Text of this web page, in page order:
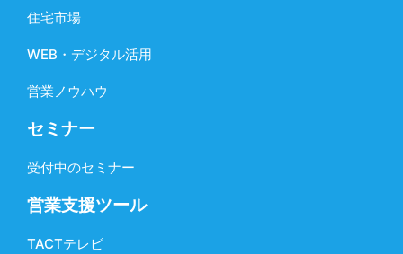
住宅市場
WEB・デジタル活用
営業ノウハウ
セミナー
受付中のセミナー
営業支援ツール
TACTテレビ